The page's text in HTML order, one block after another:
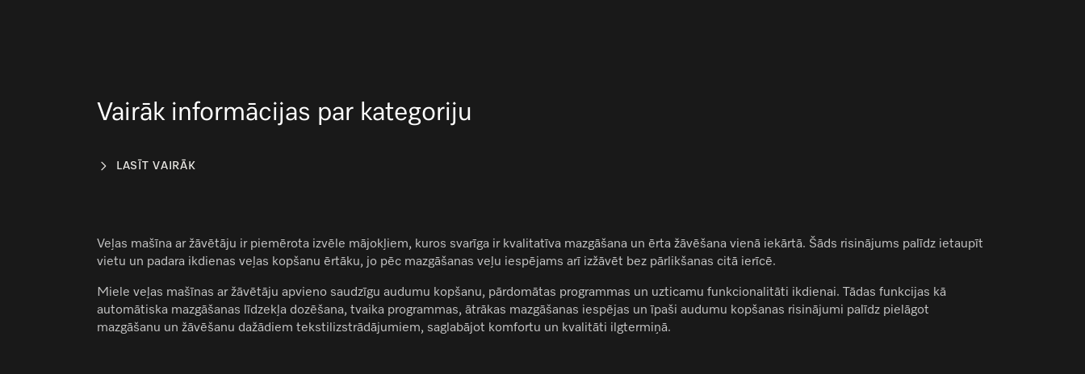
Vairāk informācijas par kategoriju
LASĪT VAIRĀK
Veļas mašīna ar žāvētāju ir piemērota izvēle mājokļiem, kuros svarīga ir kvalitatīva mazgāšana un ērta žāvēšana vienā iekārtā. Šāds risinājums palīdz ietaupīt
vietu un padara ikdienas veļas kopšanu ērtāku, jo pēc mazgāšanas veļu iespējams arī izžāvēt bez pārlikšanas citā ierīcē.
Miele veļas mašīnas ar žāvētāju apvieno saudzīgu audumu kopšanu, pārdomātas programmas un uzticamu funkcionalitāti ikdienai. Tādas funkcijas kā
automātiska mazgāšanas līdzekļa dozēšana, tvaika programmas, ātrākas mazgāšanas iespējas un īpaši audumu kopšanas risinājumi palīdz pielāgot
mazgāšanu un žāvēšanu dažādiem tekstilizstrādājumiem, saglabājot komfortu un kvalitāti ilgtermiņā.